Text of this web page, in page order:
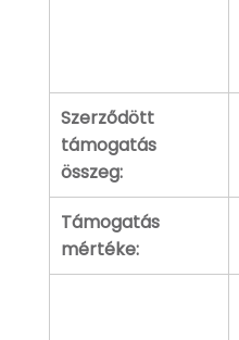
Szerződött
támogatás
összeg:
Támogatás
mértéke: